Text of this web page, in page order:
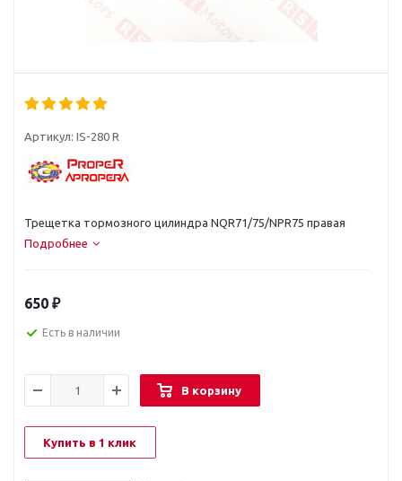
Артикул: IS-280 R
Трещетка тормозного цилиндра NQR71/75/NPR75 правая
Подробнее
650 ₽
Есть в наличии
В корзину
Купить в 1 клик